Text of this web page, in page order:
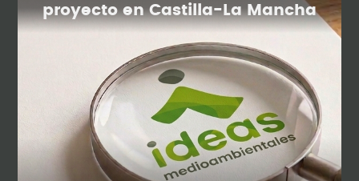
proyecto en Castilla-La Mancha